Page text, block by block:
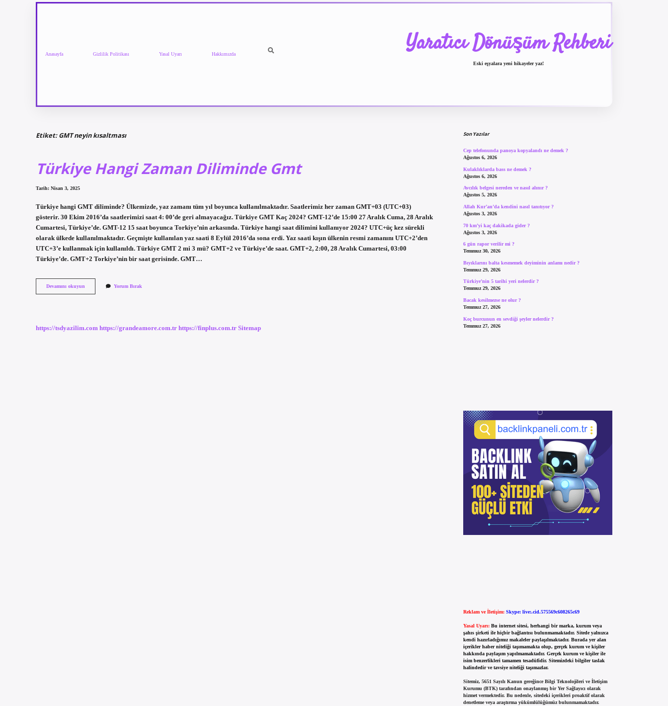
Anasayfa Gizlilik Politikası Yasal Uyarı Hakkımızda Yaratıcı Dönüşüm Rehberi
Eski eşyalara yeni hikayeler yaz!
Etiket:GMT neyin kısaltması
Türkiye Hangi Zaman Diliminde Gmt
Tarih: Nisan 3, 2025
Türkiye hangi GMT diliminde? Ülkemizde, yaz zamanı tüm yıl boyunca kullanılmaktadır. Saatlerimiz her zaman GMT+03 (UTC+03)
gösterir. 30 Ekim 2016’da saatlerimizi saat 4: 00’de geri almayacağız. Türkiye GMT Kaç 2024? GMT-12’de 15:00 27 Aralık Cuma, 28 Aralık
Cumartesi, Türkiye’de. GMT-12 15 saat boyunca Torkiye’nin arkasında. Türkiye hangi saat dilimini kullanıyor 2024? UTC+üç kez sürekli
olarak ülkede kullanılmaktadır. Geçmişte kullanılan yaz saati 8 Eylül 2016’da sona erdi. Yaz saati kışın ülkenin resmi zamanını UTC+2’den
UTC+3’e kullanmak için kullanıldı. Türkiye GMT 2 mi 3 mü? GMT+2 ve Türkiye’de saat. GMT+2, 2:00, 28 Aralık Cumartesi, 03:00
Türkiye’de. GMT+2 Torkiye’nin bir saat gerisinde. GMT…
Devamını okuyun
Hangi
Yorum Bırak
https://tsdyazilim.com https://grandeamore.com.tr https://finplus.com.tr Sitemap
Son Yazılar
Cep telefonunda panoya kopyalandı ne demek ?
Ağustos 6, 2026
Kulaklıklarda bass ne demek ?
Ağustos 6, 2026
Avcılık belgesi nereden ve nasıl alınır ?
Ağustos 5, 2026
Allah Kur’an’da kendini nasıl tanıtıyor ?
Ağustos 3, 2026
70 km’yi kaç dakikada gider ?
Ağustos 3, 2026
6 gün rapor verilir mi ?
Temmuz 30, 2026
Bıyıklarını balta kesmemek deyiminin anlamı nedir ?
Temmuz 29, 2026
Türkiye’nin 5 tarihi yeri nelerdir ?
Temmuz 29, 2026
Bacak kesilmezse ne olur ?
Temmuz 27, 2026
Koç burcunun en sevdiği şeyler nelerdir ?
Temmuz 27, 2026
Reklam ve İletişim: Skype: live:.cid.575569c608265c69
Yasal Uyarı: Bu internet sitesi, herhangi bir marka, kurum veya
şahıs şirketi ile hiçbir bağlantısı bulunmamaktadır. Sitede yalnızca
kendi hazırladığımız makaleler paylaşılmaktadır. Burada yer alan
içerikler haber niteliği taşımamakta olup, gerçek kurum ve kişiler
hakkında paylaşım yapılmamaktadır. Gerçek kurum ve kişiler ile
isim benzerlikleri tamamen tesadüfidir. Sitemizdeki bilgiler taslak
halindedir ve tavsiye niteliği taşımazlar.
Sitemiz, 5651 Sayılı Kanun gereğince Bilgi Teknolojileri ve İletişim
Kurumu (BTK) tarafından onaylanmış bir Yer Sağlayıcı olarak
hizmet vermektedir. Bu nedenle, sitedeki içerikleri proaktif olarak
denetleme veya araştırma yükümlülüğümüz bulunmamaktadır.